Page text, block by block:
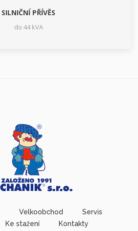
SILNIČNÍ PŘÍVĚS
do 44 kVA
Velkoobchod
Servis
Ke stažení Kontakty